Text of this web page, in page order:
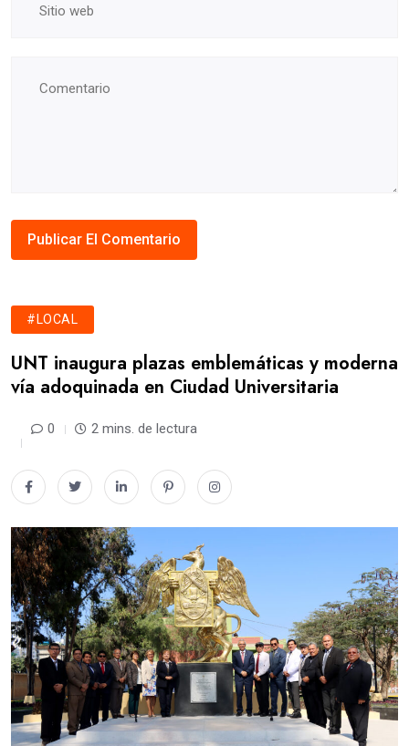
#LOCAL
UNT inaugura plazas emblemáticas y moderna
vía adoquinada en Ciudad Universitaria
0 2 mins. de lectura